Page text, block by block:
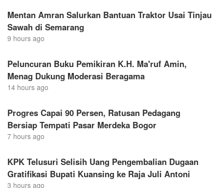
Mentan Amran Salurkan Bantuan Traktor Usai Tinjau
Sawah di Semarang
9 hours ago
Peluncuran Buku Pemikiran K.H. Ma'ruf Amin,
Menag Dukung Moderasi Beragama
14 hours ago
Progres Capai 90 Persen, Ratusan Pedagang
Bersiap Tempati Pasar Merdeka Bogor
7 hours ago
KPK Telusuri Selisih Uang Pengembalian Dugaan
Gratifikasi Bupati Kuansing ke Raja Juli Antoni
3 hours ago